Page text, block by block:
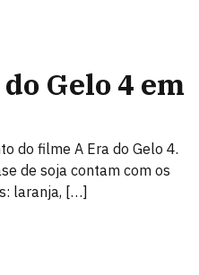
Gelo 4 em
do filme A Era do Gelo 4.
de soja contam com os
laranja, […]